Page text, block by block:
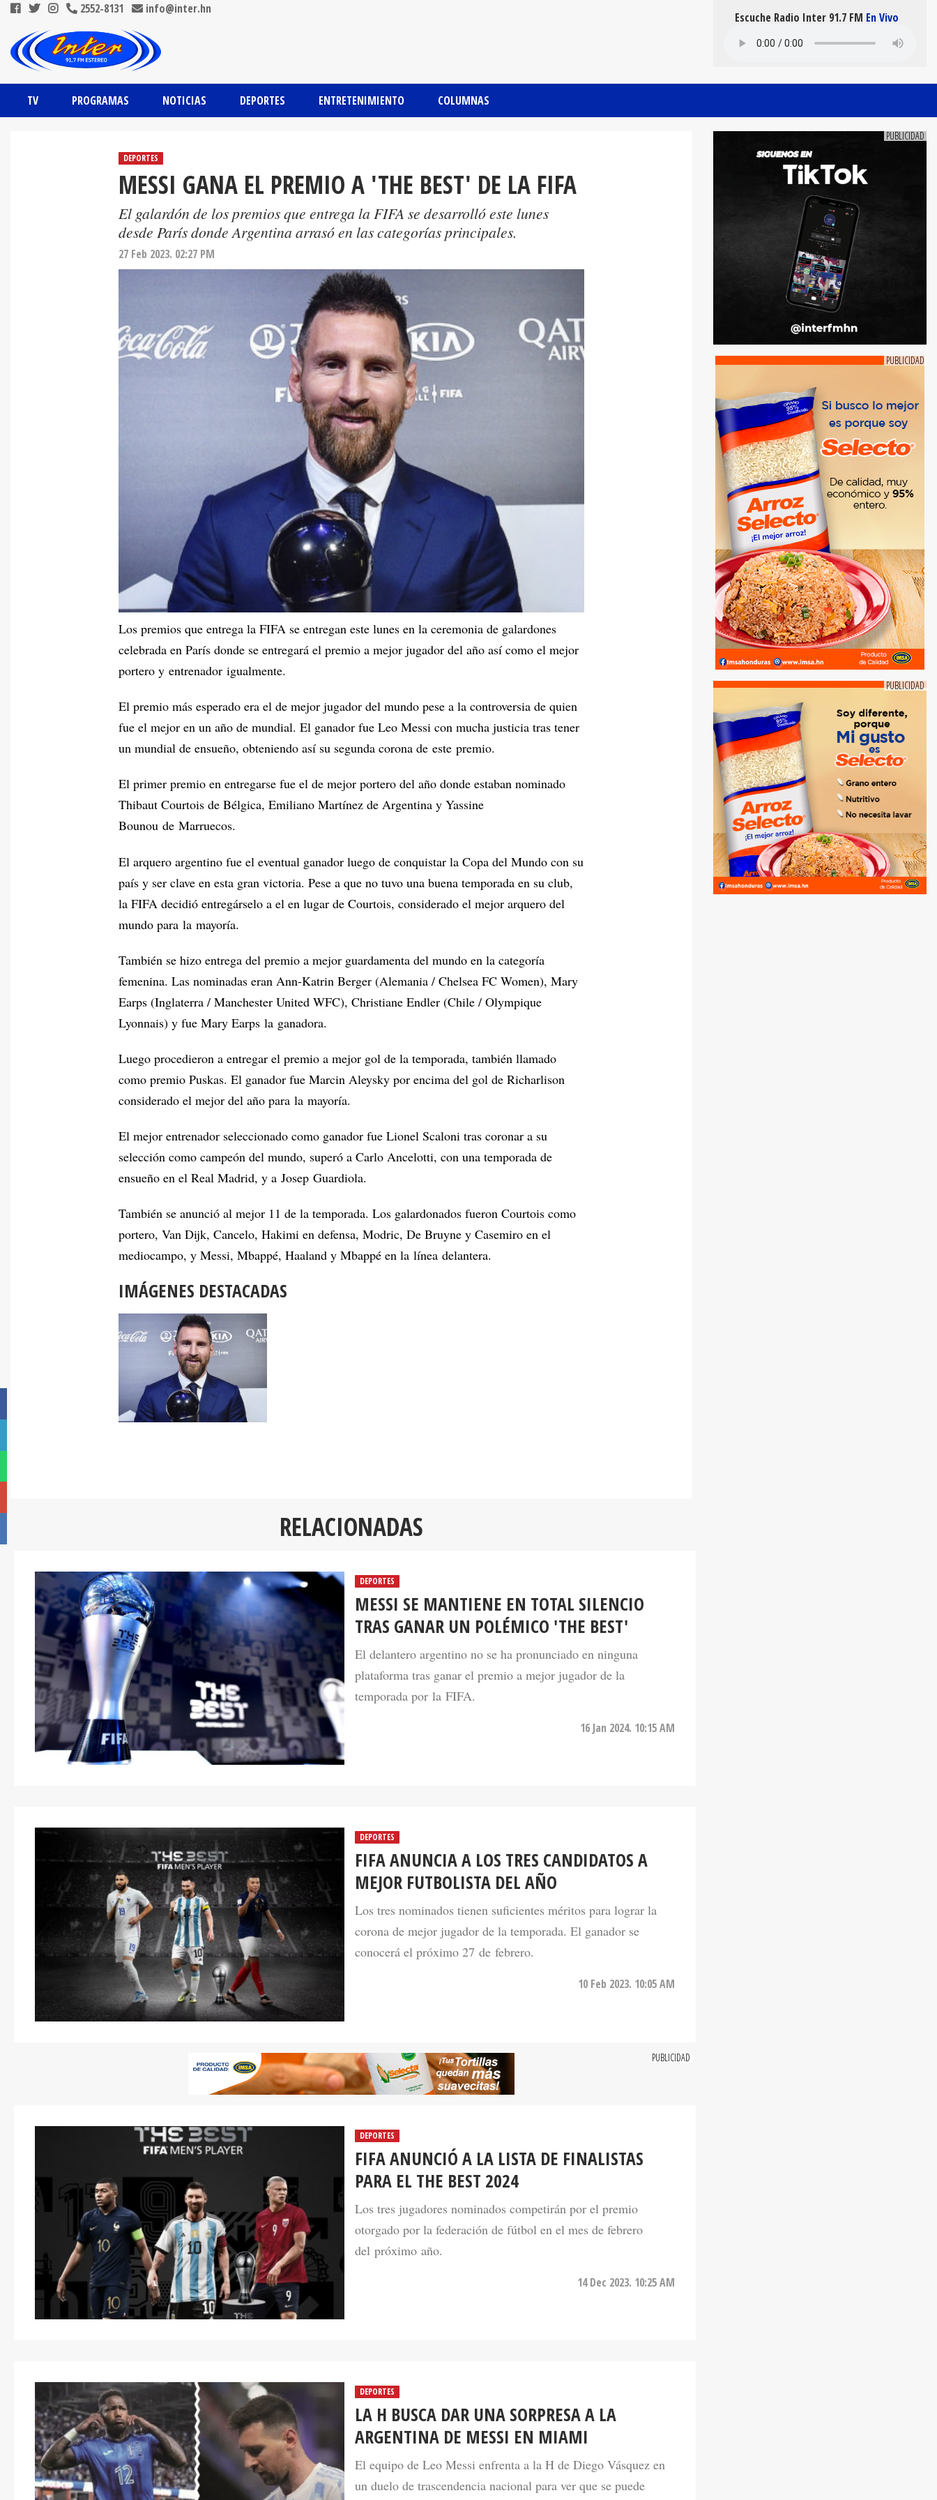
2552-8131 info@inter.hn
TV PROGRAMAS NOTICIAS DEPORTES ENTRETENIMIENTO COLUMNAS
Escuche Radio Inter 91.7 FM En Vivo
DEPORTES
MESSI GANA EL PREMIO A 'THE BEST' DE LA FIFA
El galardón de los premios que entrega la FIFA se desarrolló este lunes
desde París donde Argentina arrasó en las categorías principales.
27 Feb 2023. 02:27 PM
Los premios que entrega la FIFA se entregan este lunes en la ceremonia de galardones
celebrada en París donde se entregará el premio a mejor jugador del año así como el mejor
portero y entrenador igualmente.
El premio más esperado era el de mejor jugador del mundo pese a la controversia de quien
fue el mejor en un año de mundial. El ganador fue Leo Messi con mucha justicia tras tener
un mundial de ensueño, obteniendo así su segunda corona de este premio.
El primer premio en entregarse fue el de mejor portero del año donde estaban nominado
Thibaut Courtois de Bélgica, Emiliano Martínez de Argentina y Yassine
Bounou de Marruecos.
El arquero argentino fue el eventual ganador luego de conquistar la Copa del Mundo con su
país y ser clave en esta gran victoria. Pese a que no tuvo una buena temporada en su club,
la FIFA decidió entregárselo a el en lugar de Courtois, considerado el mejor arquero del
mundo para la mayoría.
También se hizo entrega del premio a mejor guardamenta del mundo en la categoría
femenina. Las nominadas eran Ann-Katrin Berger (Alemania / Chelsea FC Women), Mary
Earps (Inglaterra / Manchester United WFC), Christiane Endler (Chile / Olympique
Lyonnais) y fue Mary Earps la ganadora.
Luego procedieron a entregar el premio a mejor gol de la temporada, también llamado
como premio Puskas. El ganador fue Marcin Aleysky por encima del gol de Richarlison
considerado el mejor del año para la mayoría.
El mejor entrenador seleccionado como ganador fue Lionel Scaloni tras coronar a su
selección como campeón del mundo, superó a Carlo Ancelotti, con una temporada de
ensueño en el Real Madrid, y a Josep Guardiola.
También se anunció al mejor 11 de la temporada. Los galardonados fueron Courtois como
portero, Van Dijk, Cancelo, Hakimi en defensa, Modric, De Bruyne y Casemiro en el
mediocampo, y Messi, Mbappé, Haaland y Mbappé en la línea delantera.
IMÁGENES DESTACADAS
RELACIONADAS
DEPORTES
MESSI SE MANTIENE EN TOTAL SILENCIO
TRAS GANAR UN POLÉMICO 'THE BEST'
El delantero argentino no se ha pronunciado en ninguna
plataforma tras ganar el premio a mejor jugador de la
temporada por la FIFA.
16 Jan 2024. 10:15 AM
DEPORTES
FIFA ANUNCIA A LOS TRES CANDIDATOS A
MEJOR FUTBOLISTA DEL AÑO
Los tres nominados tienen suficientes méritos para lograr la
corona de mejor jugador de la temporada. El ganador se
conocerá el próximo 27 de febrero.
10 Feb 2023. 10:05 AM
FIFA ANUNCIÓ A LA LISTA DE FINALISTAS
PARA EL THE BEST 2024
Los tres jugadores nominados competirán por el premio
otorgado por la federación de fútbol en el mes de febrero
del próximo año.
LA H BUSCA DAR UNA SORPRESA A LA
ARGENTINA DE MESSI EN MIAMI
El equipo de Leo Messi enfrenta a la H de Diego Vásquez en
un duelo de trascendencia nacional para ver que se puede
esperar del equipo hondureño.